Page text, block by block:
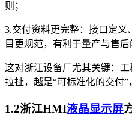
则；
3.交付资料更完整：接口定义
目更规范，有利于量产与售后
这对浙江设备厂尤其关键：
拉扯，越是“可标准化的交付”
1.2浙江HMI液晶显示屏